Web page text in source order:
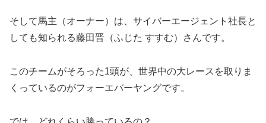
そして馬主（オーナー）は、サイバーエージェント社長と
しても知られる藤田晋（ふじた すすむ）さんです。
このチームがそろった1頭が、世界中の大レースを取りま
くっているのがフォーエバーヤングです。